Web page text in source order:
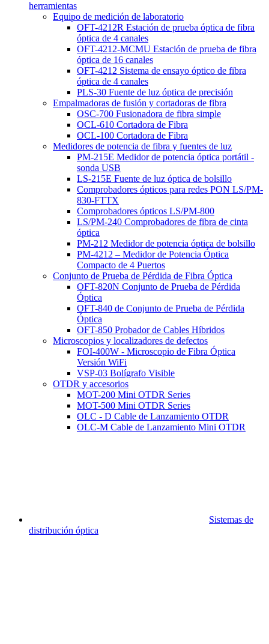
herramientas
Equipo de medición de laboratorio
OFT-4212R Estación de prueba óptica de fibra
óptica de 4 canales
OFT-4212-MCMU Estación de prueba de fibra
óptica de 16 canales
OFT-4212 Sistema de ensayo óptico de fibra
óptica de 4 canales
PLS-30 Fuente de luz óptica de precisión
Empalmadoras de fusión y cortadoras de fibra
OSC-700 Fusionadora de fibra simple
OCL-610 Cortadora de Fibra
OCL-100 Cortadora de Fibra
Medidores de potencia de fibra y fuentes de luz
PM-215E Medidor de potencia óptica portátil -
sonda USB
LS-215E Fuente de luz óptica de bolsillo
Comprobadores ópticos para redes PON LS/PM-
830-FTTX
Comprobadores ópticos LS/PM-800
LS/PM-240 Comprobadores de fibra de cinta
óptica
PM-212 Medidor de potencia óptica de bolsillo
PM-4212 – Medidor de Potencia Óptica
Compacto de 4 Puertos
Conjunto de Prueba de Pérdida de Fibra Óptica
OFT-820N Conjunto de Prueba de Pérdida
Óptica
OFT-840 de Conjunto de Prueba de Pérdida
Óptica
OFT-850 Probador de Cables Híbridos
Microscopios y localizadores de defectos
FOI-400W - Microscopio de Fibra Óptica
Versión WiFi
VSP-03 Bolígrafo Visible
OTDR y accesorios
MOT-200 Mini OTDR Series
MOT-500 Mini OTDR Series
OLC - D Cable de Lanzamiento OTDR
OLC-M Cable de Lanzamiento Mini OTDR
Sistemas de
distribución óptica